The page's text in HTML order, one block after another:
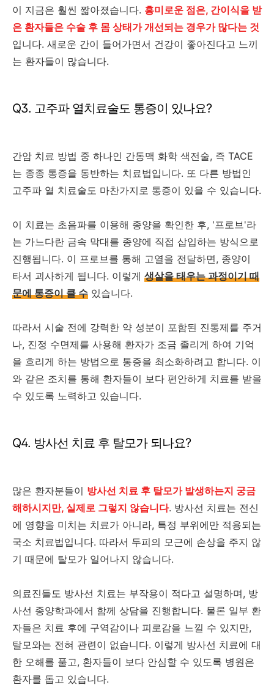
이 지금은 훨씬 짧아졌습니다. 흥미로운 점은, 간이식을 받
은 환자들은 수술 후 몸 상태가 개선되는 경우가 많다는 것
입니다. 새로운 간이 들어가면서 건강이 좋아진다고 느끼
는 환자들이 많습니다.
Q3. 고주파 열치료술도 통증이 있나요?
간암 치료 방법 중 하나인 간동맥 화학 색전술, 즉 TACE
는 종종 통증을 동반하는 치료법입니다. 또 다른 방법인
고주파 열 치료술도 마찬가지로 통증이 있을 수 있습니다.
이 치료는 초음파를 이용해 종양을 확인한 후, '프로브'라
는 가느다란 금속 막대를 종양에 직접 삽입하는 방식으로
진행됩니다. 이 프로브를 통해 고열을 전달하면, 종양이
타서 괴사하게 됩니다. 이렇게 생살을 태우는 과정이기 때
문에 통증이 클 수 있습니다.
따라서 시술 전에 강력한 약 성분이 포함된 진통제를 주거
나, 진정 수면제를 사용해 환자가 조금 졸리게 하여 기억
을 흐리게 하는 방법으로 통증을 최소화하려고 합니다. 이
와 같은 조치를 통해 환자들이 보다 편안하게 치료를 받을
수 있도록 노력하고 있습니다.
Q4. 방사선 치료 후 탈모가 되나요?
많은 환자분들이 방사선 치료 후 탈모가 발생하는지 궁금
해하시지만, 실제로 그렇지 않습니다. 방사선 치료는 전신
에 영향을 미치는 치료가 아니라, 특정 부위에만 적용되는
국소 치료법입니다. 따라서 두피의 모근에 손상을 주지 않
기 때문에 탈모가 일어나지 않습니다.
의료진들도 방사선 치료는 부작용이 적다고 설명하며, 방
사선 종양학과에서 함께 상담을 진행합니다. 물론 일부 환
자들은 치료 후에 구역감이나 피로감을 느낄 수 있지만,
탈모와는 전혀 관련이 없습니다. 이렇게 방사선 치료에 대
한 오해를 풀고, 환자들이 보다 안심할 수 있도록 병원은
환자를 돕고 있습니다.